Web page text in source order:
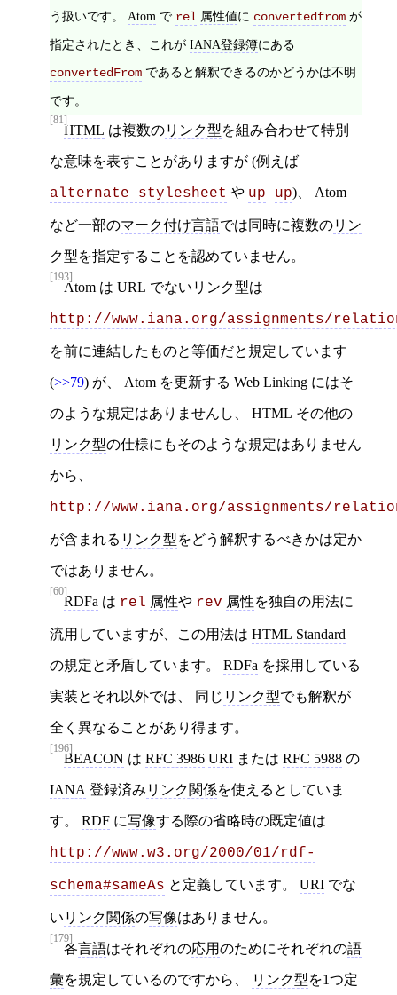
う扱いです。 Atom で rel 属性値に convertedfrom が
指定されたとき、これが IANA登録簿にある
convertedFrom であると解釈できるのかどうかは不明
です。
[81]
HTML は複数のリンク型を組み合わせて特別
な意味を表すことがありますが (例えば
alternate stylesheet や up up)、 Atom
など一部のマーク付け言語では同時に複数のリン
ク型を指定することを認めていません。
[193]
Atom は URL でない リンク型は
http://www.iana.org/assignments/
を前に連結したものと等価だと規定しています
(>>79) が、 Atom を更新する Web Linking にはそ
のような規定はありませんし、 HTML その他の
リンク型の仕様にもそのような規定はありません
から、
http://www.iana.org/assignments/
が含まれる リンク型をどう解釈するべきかは定か
ではありません。
[60]
RDFa は rel 属性や rev 属性を独自の用法に
流用していますが、この用法は HTML Standard
の規定と矛盾しています。 RDFa を採用している
実装とそれ以外では、 同じ リンク型でも解釈が
全く異なることがあり得ます。
[196]
BEACON は RFC 3986 URI または RFC 5988 の
IANA 登録済み リンク関係を使えるとしていま
す。 RDF に写像する際の省略時の既定値は
http://www.w3.org/2000/01/rdf-
schema#sameAs と定義しています。 URI でな
い リンク関係の写像はありません。
[179]
各言語はそれぞれの応用のためにそれぞれの語
彙を規定しているのですから、 リンク型を1つ定